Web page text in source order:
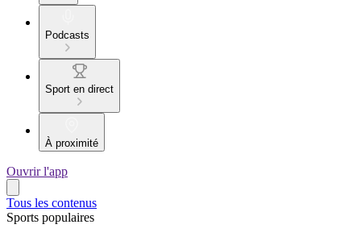
Podcasts
Sport en direct
À proximité
Ouvrir l'app
Tous les contenus
Sports populaires